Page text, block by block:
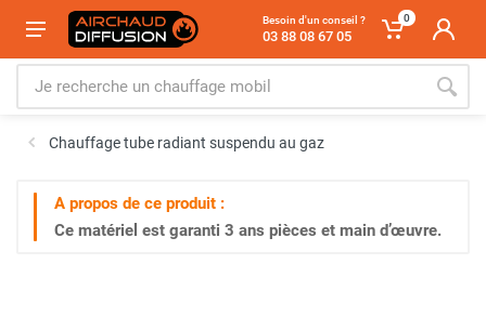
Besoin d'un conseil ?
03 88 08 67 05
0
Chauffage tube radiant suspendu au gaz
A propos de ce produit :
Ce matériel est garanti 3 ans pièces et main d’œuvre.